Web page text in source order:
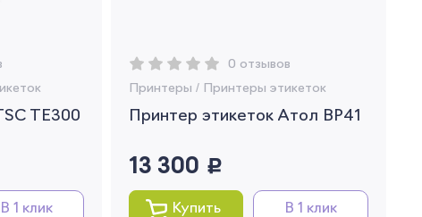
TE300
В 1 клик
0 отзывов
Принтеры / Принтеры этикеток
Принтер этикеток Атол BP41
13 300 руб.
Купить В 1 клик